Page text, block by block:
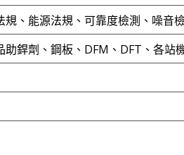
規、能源法規、可靠度檢測、噪音
助銲劑、鋼板、DFM、DFT、各站